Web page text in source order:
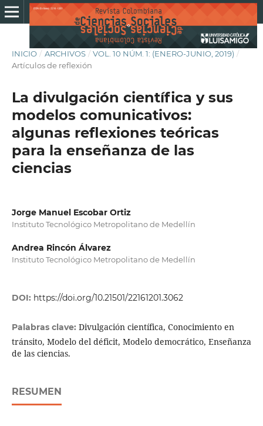
INICIO / ARCHIVOS / VOL. 10 NÚM. 1: (ENERO-JUNIO, 2019) /
Artículos de reflexión
La divulgación científica y sus
modelos comunicativos:
algunas reflexiones teóricas
para la enseñanza de las
ciencias
Jorge Manuel Escobar Ortiz
Instituto Tecnológico Metropolitano de Medellín
Andrea Rincón Álvarez
Instituto Tecnológico Metropolitano de Medellín
DOI: https://doi.org/10.21501/22161201.3062
Palabras clave: Divulgación científica, Conocimiento en
tránsito, Modelo del déficit, Modelo democrático, Enseñanza
de las ciencias.
RESUMEN